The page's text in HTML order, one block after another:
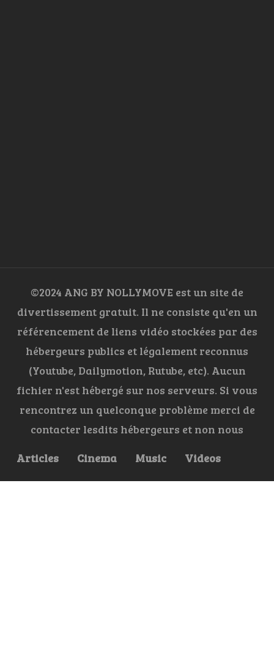
©2024 ANG BY NOLLYMOVE est un site de
divertissement gratuit. Il ne consiste qu'en un
référencement de liens vidéo stockées par des
hébergeurs publics et légalement reconnus
(Youtube, Dailymotion, Rutube, etc). Aucun
fichier n'est hébergé sur nos serveurs. Si vous
rencontrez un quelconque problème merci de
contacter lesdits hébergeurs et non nous
Articles
Cinema Music Videos